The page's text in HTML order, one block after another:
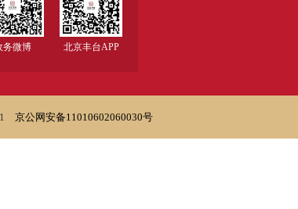
务微博 北京丰台APP
京公网安备11010602060030号